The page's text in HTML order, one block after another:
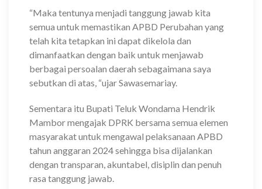
“Maka tentunya menjadi tanggung jawab kita
semua untuk memastikan APBD Perubahan yang
telah kita tetapkan ini dapat dikelola dan
dimanfaatkan dengan baik untuk menjawab
berbagai persoalan daerah sebagaimana saya
sebutkan di atas, “ujar Sawasemariay.
Sementara itu Bupati Teluk Wondama Hendrik
Mambor mengajak DPRK bersama semua elemen
masyarakat untuk mengawal pelaksanaan APBD
tahun anggaran 2024 sehingga bisa dijalankan
dengan transparan, akuntabel, disiplin dan penuh
rasa tanggung jawab.